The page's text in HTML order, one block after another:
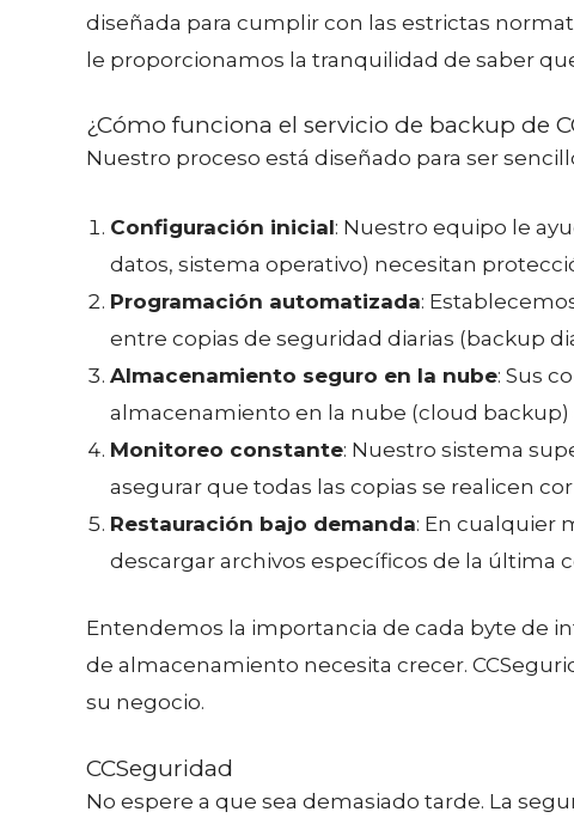
diseñada para cumplir con las estrictas
le proporcionamos la tranquilidad de saber
¿Cómo funciona el servicio de backup de
Nuestro proceso está diseñado para ser
Configuración inicial: Nuestro equipo le
datos, sistema operativo) necesitan
Programación automatizada:
entre copias de seguridad diarias (backup
Almacenamiento seguro en la nube: Sus
almacenamiento en la nube (cloud
Monitoreo constante: Nuestro sistema
asegurar que todas las copias se realicen
Restauración bajo demanda: En cualquier
descargar archivos específicos de la última
Entendemos la importancia de cada byte de
de almacenamiento necesita crecer.
su negocio.
CCSeguridad
No espere a que sea demasiado tarde. La